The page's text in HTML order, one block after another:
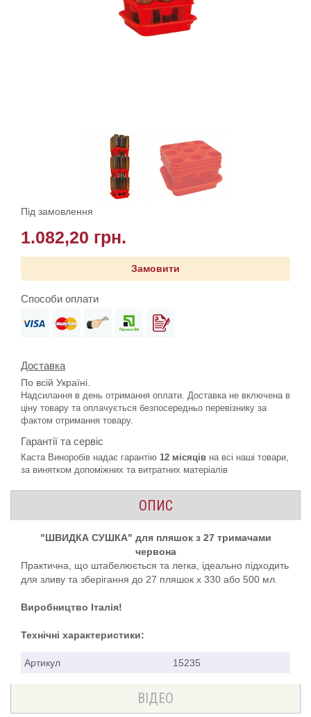
Під замовлення
1.082,20 грн.
Замовити
Способи оплати
Доставка
По всій Україні.
Надсилання в день отримання оплати. Доставка не включена в
ціну товару та оплачується безпосередньо перевізнику за
фактом отримання товару.
Гарантії та сервіс
Каста Виноробів надає гарантію 12 місяців на всі наші товари,
за винятком допоміжних та витратних матеріалів
ОПИС
"ШВИДКА СУШКА" для пляшок з 27 тримачами
червона
Практична, що штабелюється та легка, ідеально підходить
для зливу та зберігання до 27 пляшок х 330 або 500 мл.
Виробництво Італія!
Технічні характеристики:
Артикул 15235
ВІДЕО